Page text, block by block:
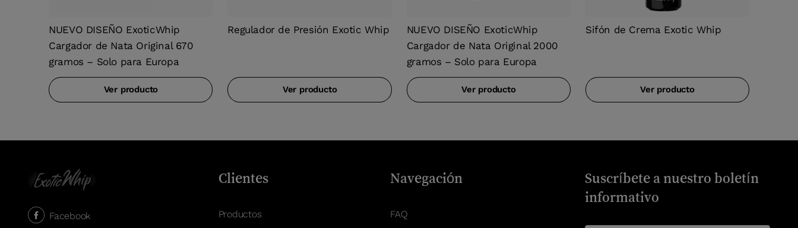
NUEVO DISEÑO ExoticWhip
Cargador de Nata Original 670
gramos – Solo para Europa
Ver producto
Regulador de Presión Exotic Whip
Ver producto
NUEVO DISEÑO ExoticWhip
Cargador de Nata Original 2000
gramos – Solo para Europa
Ver producto
Sifón de Crema Exotic Whip
Ver producto
Facebook
Clientes
Productos
Navegación
FAQ
Suscríbete a nuestro boletín
informativo